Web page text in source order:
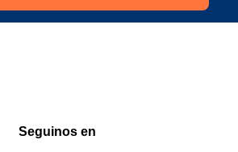
Seguinos en